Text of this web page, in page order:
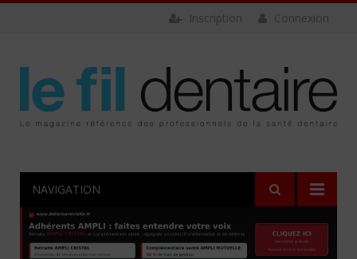
Connexion
Inscription
NAVIGATION